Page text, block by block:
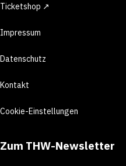
Ticketshop ↗
Impressum
Datenschutz
Kontakt
Cookie-Einstellungen
Zum THW-Newsletter